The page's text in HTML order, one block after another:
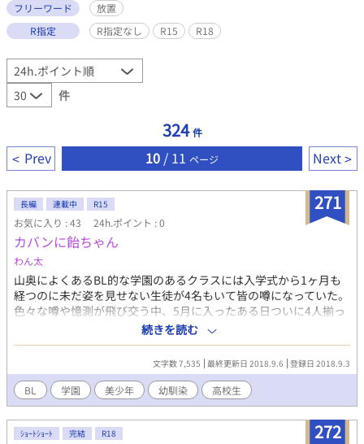
フリーワード
放置
R指定
R指定なし R15 R18
件
324 件
Prev 10 / 11 ページ Next
271
長編 連載中 R15
お気に入り : 43 24h.ポイント : 0
カバンに飴ちゃん
わん太
山奥によくあるBL的な学園のあるクラスには入学式から1ヶ月も
経つのに未だ姿を見せない生徒が4名もいて皆の噂になっていた。
色々な噂や憶測が飛び交う中、5月に入ったある日ついに4人揃っ
て登校してきた。美形揃いの4人と何故かもう1人、異彩を放つ5
人目の人物が含まれていた 他サイトで似たような設定の未完結の
作品がありましたら、それは書き散らして放置した昔の私自身の
作品である可能性がが高いと思われます。ご了承ください。 今度
こそは完結まで頑張りたいのでゆっくりですがよろしくお願いし
ます。
続きを読む
文字数 7,535 最終更新日 2018.9.6 登録日 2018.9.3
BL 学園 美少年 幼馴染 高校生
272
ｼｮｰﾄｼｮｰﾄ 完結 R18